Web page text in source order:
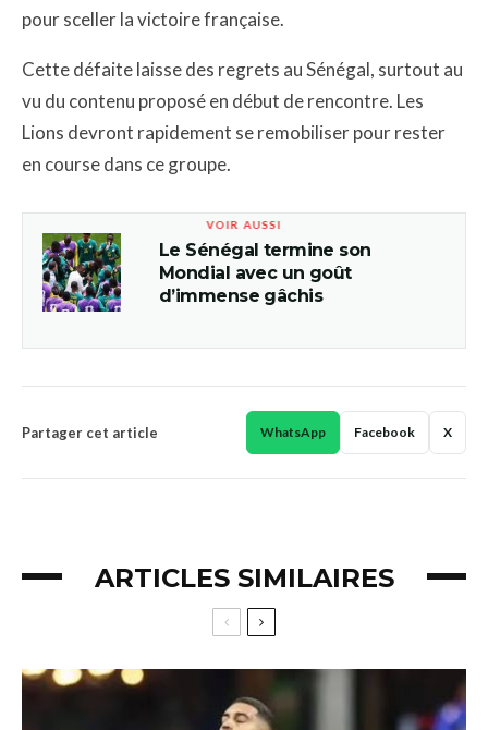
pour sceller la victoire française.
Cette défaite laisse des regrets au Sénégal, surtout au
vu du contenu proposé en début de rencontre. Les
Lions devront rapidement se remobiliser pour rester
en course dans ce groupe.
VOIR AUSSI
Le Sénégal termine son
Mondial avec un goût
d’immense gâchis
Partager cet article WhatsApp Facebook X
ARTICLES SIMILAIRES